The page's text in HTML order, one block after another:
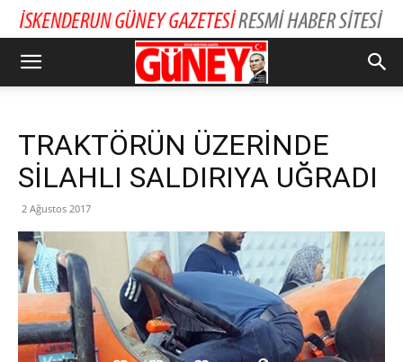
TRAKTÖRÜN ÜZERİNDE
SİLAHLI SALDIRIYA UĞRADI
2 Ağustos 2017